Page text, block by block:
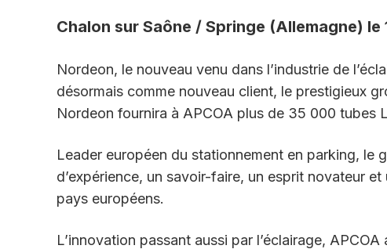
Chalon sur Saône / Springe (Allemagne) le
Nordeon, le nouveau venu dans l’industrie de
désormais comme nouveau client, le prestigieux
Nordeon fournira à APCOA plus de 35 000 tubes
Leader européen du stationnement en parking, le
d’expérience, un savoir-faire, un esprit novateur
pays européens.
L’innovation passant aussi par l’éclairage,